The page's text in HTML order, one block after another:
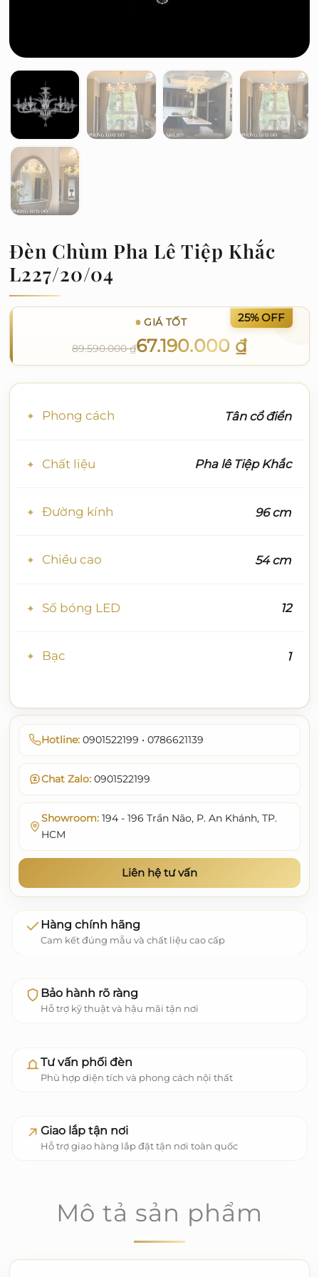
Đèn Chùm Pha Lê Tiệp Khắc
L227/20/04
GIÁ TỐT
89.590.000₫67.190.000 ₫
25% OFF
Phong cách Tân cổ điển
Chất liệu Pha lê Tiệp Khắc
Đường kính 96 cm
Chiều cao 54 cm
Số bóng LED 12
Bạc 1
Hotline: 0901522199 • 0786621139
Chat Zalo: 0901522199
Showroom: 194 - 196 Trần Não, P. An Khánh, TP.
HCM
Liên hệ tư vấn
Hàng chính hãng
Cam kết đúng mẫu và chất liệu cao cấp
Bảo hành rõ ràng
Hỗ trợ kỹ thuật và hậu mãi tận nơi
Tư vấn phối đèn
Phù hợp diện tích và phong cách nội thất
Giao lắp tận nơi
Hỗ trợ giao hàng lắp đặt tận nơi toàn quốc
Mô tả sản phẩm